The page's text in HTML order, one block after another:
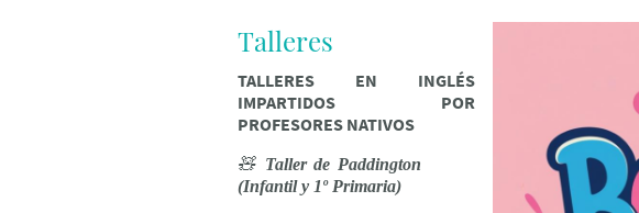
Talleres
TALLERES EN INGLÉS
IMPARTIDOS POR
PROFESORES NATIVOS
🧸 Taller de Paddington
(Infantil y 1º Primaria)